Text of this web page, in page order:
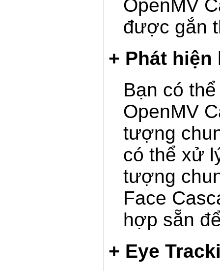
OpenMV
được gắn
+ Phát
Bạn có
OpenMV
tượng
có thể xử
tượng
Face
hợp sẵn
+ Eye